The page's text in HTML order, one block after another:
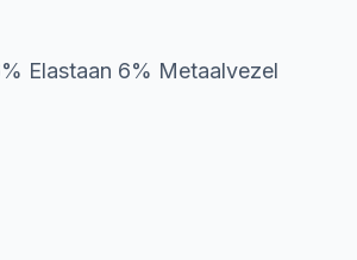
Elastaan 6% Metaalvezel